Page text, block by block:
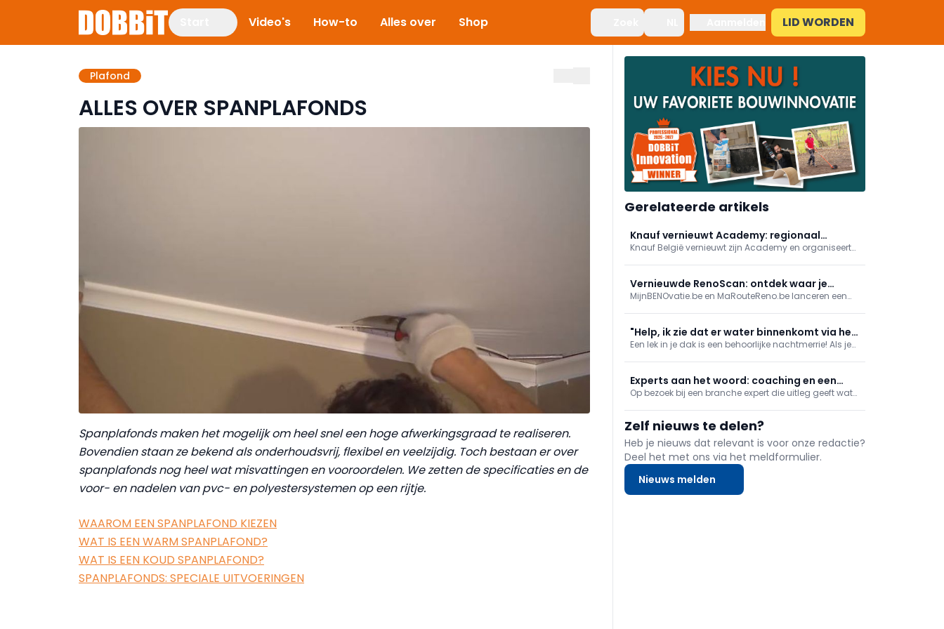
Video's How-to Alles over Shop LID WORDEN
Plafond
ALLES OVER SPANPLAFONDS
Spanplafonds maken het mogelijk om heel snel een hoge afwerkingsgraad te realiseren.
Bovendien staan ze bekend als onderhoudsvrij, flexibel en veelzijdig. Toch bestaan er over
spanplafonds nog heel wat misvattingen en vooroordelen. We zetten de specificaties en de
voor- en nadelen van pvc- en polyestersystemen op een rijtje.
WAAROM EEN SPANPLAFOND KIEZEN
WAT IS EEN WARM SPANPLAFOND?
WAT IS EEN KOUD SPANPLAFOND?
SPANPLAFONDS: SPECIALE UITVOERINGEN
Gerelateerde artikels
Knauf vernieuwt Academy: regionaal
maatwerk en digitale modules
Knauf België vernieuwt zijn Academy en organiseert
landstalen. Tegen eind 2026 volgt extra digitalisering
met online videomodules en meer maatwerk.
Vernieuwde RenoScan: ontdek waar je
woning het meest energie bespaart
MijnBENOvatie.be en MaRouteReno.be lanceren een
snel inzicht geeft in hun energieprestatie, prioritaire
renovaties en bijhorende premies/financiering, met
een persoonlijk rapport en stap-voor-stapadvies.
"Help, ik zie dat er water binnenkomt via het
plafond!"
Een lek in je dak is een behoorlijke nachtmerrie! Als je
worden, zijn er kleine ingrepen die je zelf kan doen om
erger te voorkomen.
Experts aan het woord: coaching en een
nieuwe CEO voor je bedrijf
Op bezoek bij een branche expert die uitleg geeft wat
een nieuwe CEO voor je bedrijf!
Zelf nieuws te delen?
Heb je nieuws dat relevant is voor onze redactie?
Deel het met ons via het meldformulier.
Nieuws melden